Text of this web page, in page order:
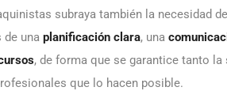
subraya también la necesidad
de una planificación clara, una
, de forma que se garantice tanto
que lo hacen posible.